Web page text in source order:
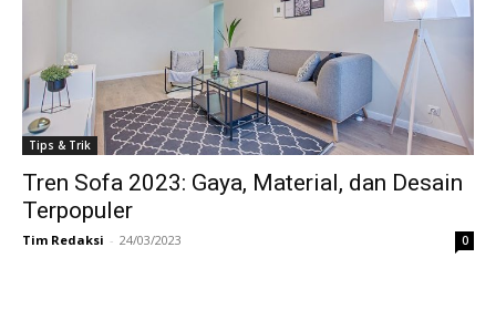
Tips & Trik
Tren Sofa 2023: Gaya, Material, dan Desain
Terpopuler
Tim Redaksi - 24/03/2023 0